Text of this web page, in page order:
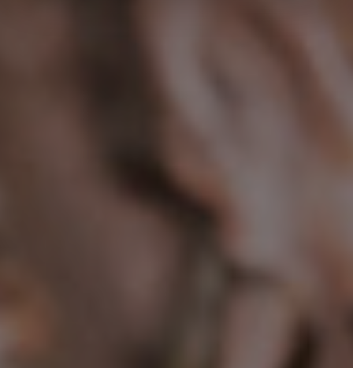
四季の旨しもの 料り理めて
料理の宿 伊豆の花